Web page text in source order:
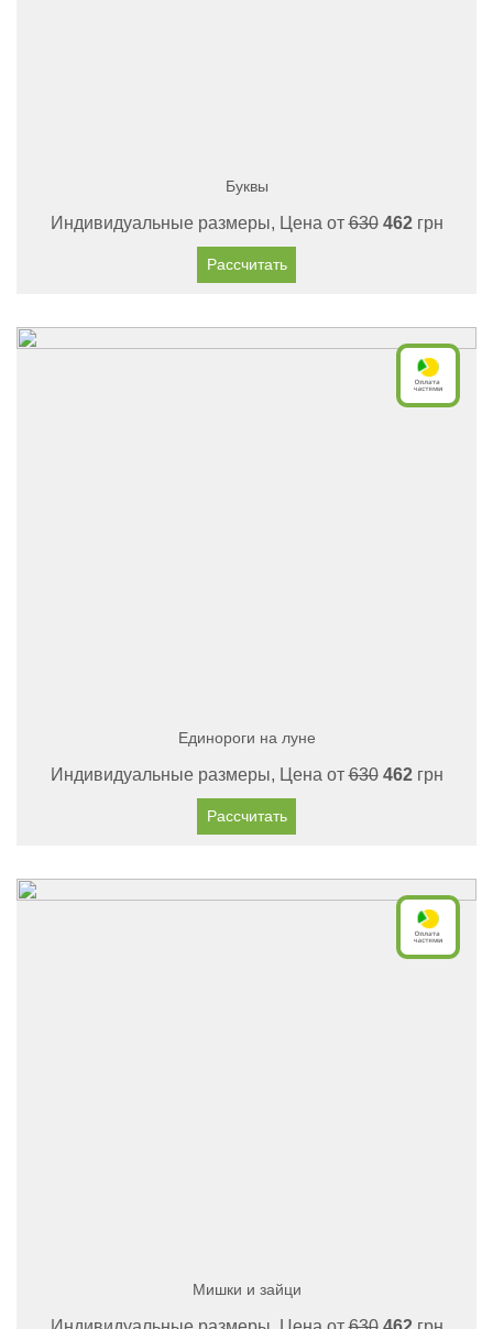
Буквы
Индивидуальные размеры, Цена от630 462грн
Рассчитать
Единороги на луне
Индивидуальные размеры, Цена от630 462грн
Рассчитать
Мишки и зайци